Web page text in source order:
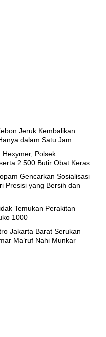
Jeruk Kembalikan
dalam Satu Jam
Hexymer, Polsek
2.500 Butir Obat Keras
Gencarkan Sosialisasi
Presisi yang Bersih dan
Temukan Perakitan
1000
Jakarta Barat Serukan
Ma’ruf Nahi Munkar